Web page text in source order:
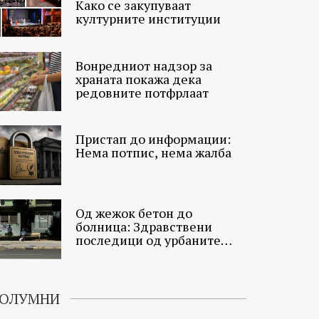
Како се закупуваат
културните институции
Вонредниот надзор за
храната покажа дека
редовните потфрлаат
Пристап до информации:
Нема потпис, нема жалба
Од жежок бетон до
болница: Здравствени
последици од урбаните